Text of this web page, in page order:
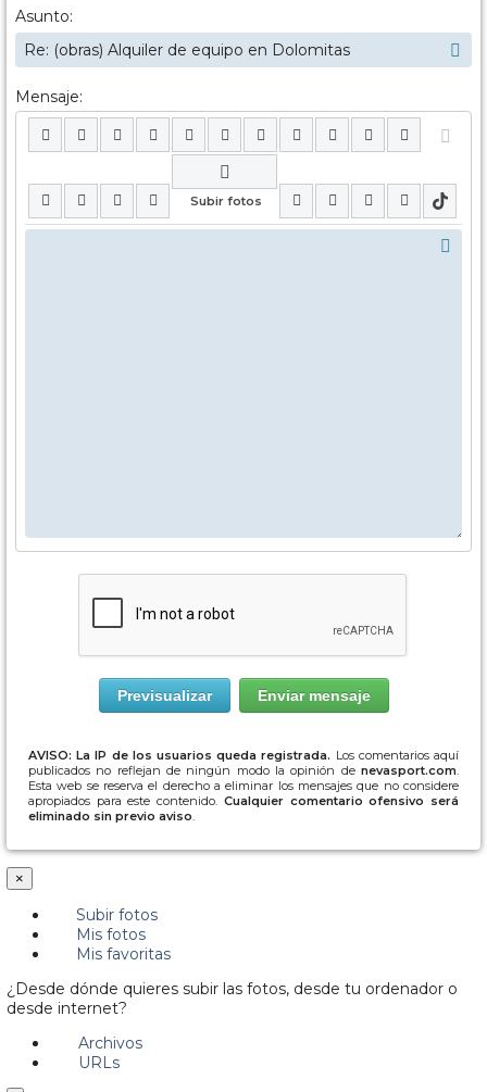
Asunto:
Mensaje:
AVISO: La IP de los usuarios queda registrada. Los comentarios aquí
publicados no reflejan de ningún modo la opinión de nevasport.com
Esta web se reserva el derecho a eliminar los mensajes que no considere
apropiados para este contenido. Cualquier comentario ofensivo será
eliminado sin previo aviso
×
Subir fotos
Mis fotos
Mis favoritas
¿Desde dónde quieres subir las fotos, desde tu ordenador o
desde internet?
Archivos
URLs